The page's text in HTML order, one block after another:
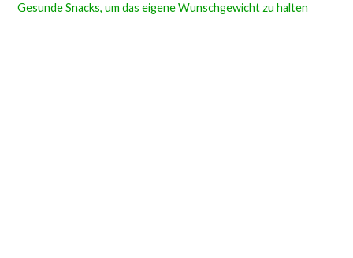
Gesunde Snacks, um das eigene Wunschgewicht zu halten